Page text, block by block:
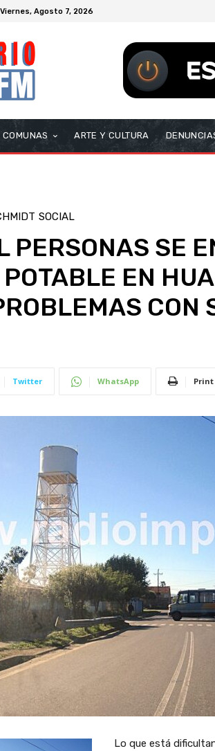
Viernes, Agosto 7, 2026
COMUNAS ARTE Y CULTURA
SOCIAL
PERSONAS SE
EN
CON
Twitter WhatsApp Print
Lo que está